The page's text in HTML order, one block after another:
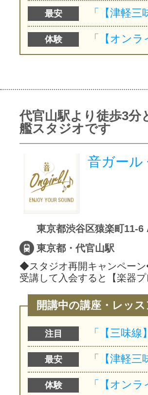
最安
体験
代官山駅より徒歩3分
艦スタジオです
音ガール
東京都・代官山駅
◆スタジオ再開キャンペー
受講して入会すると【楽器
開講中の講座・レッ
注目
最安
体験